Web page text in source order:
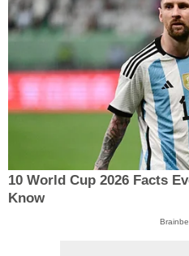
10 World Cup 2026 Facts
Know